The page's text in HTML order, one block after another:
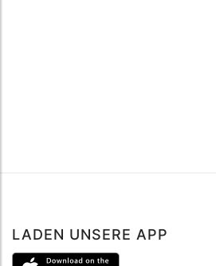
LADEN UNSERE APP